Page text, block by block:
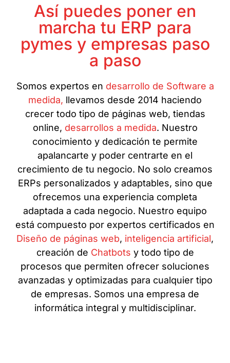
Así puedes poner en
marcha tu ERP para
pymes y empresas paso
a paso
Somos expertos en desarrollo de Software a
medida, llevamos desde 2014 haciendo
crecer todo tipo de páginas web, tiendas
online, desarrollos a medida. Nuestro
conocimiento y dedicación te permite
apalancarte y poder centrarte en el
crecimiento de tu negocio. No solo creamos
ERPs personalizados y adaptables, sino que
ofrecemos una experiencia completa
adaptada a cada negocio. Nuestro equipo
está compuesto por expertos certificados en
Diseño de páginas web, inteligencia artificial,
creación de Chatbots y todo tipo de
procesos que permiten ofrecer soluciones
avanzadas y optimizadas para cualquier tipo
de empresas. Somos una empresa de
informática integral y multidisciplinar.